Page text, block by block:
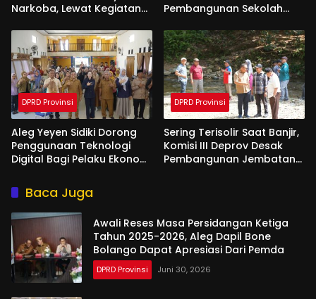
Narkoba, Lewat Kegiatan
Pembangunan Sekolah
DPRD Provinsi
Aleg Yeyen Sidiki Dorong
Penggunaan Teknologi
Digital Bagi Pelaku Ekonomi
DPRD Provinsi
Sering Terisolir Saat Banjir,
Komisi III Deprov Desak
Pembangunan Jembatan
Baca Juga
Awali Reses Masa Persidangan Ketiga
Tahun 2025-2026, Aleg Dapil Bone
Bolango Dapat Apresiasi Dari Pemda
DPRD Provinsi Juni 30, 2026